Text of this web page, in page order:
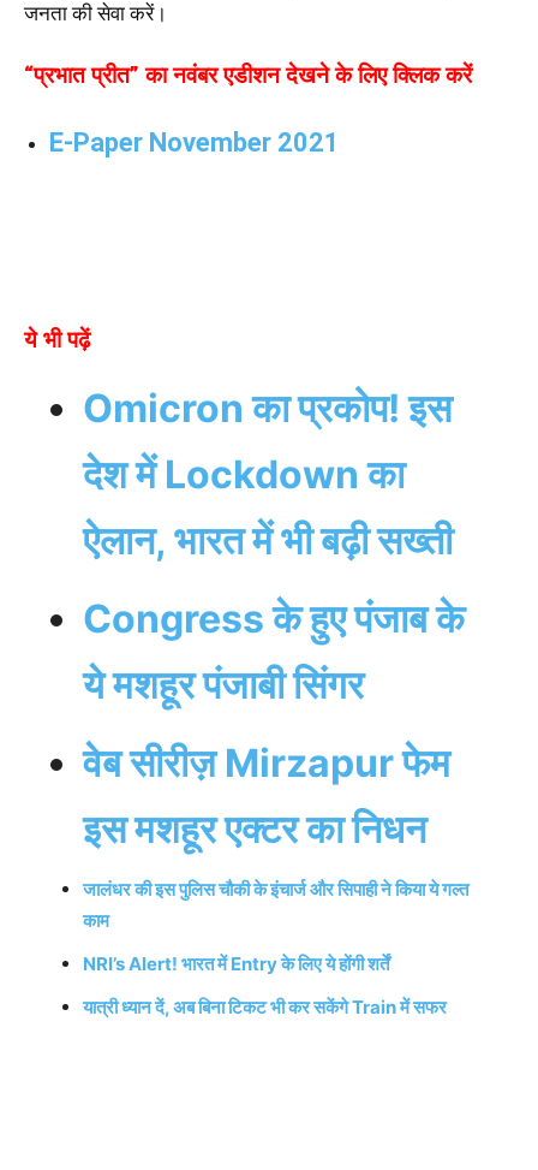
जनता की सेवा करें।
“प्रभात प्रीत” का नवंबर एडीशन देखने के लिए क्लिक करें
E-Paper November 2021
ये भी पढ़ें
Omicron का प्रकोप! इस
देश में Lockdown का
ऐलान, भारत में भी बढ़ी सख्ती
Congress के हुए पंजाब के
ये मशहूर पंजाबी सिंगर
वेब सीरीज़ Mirzapur फेम
इस मशहूर एक्टर का निधन
जालंधर की इस पुलिस चौकी के इंचार्ज और सिपाही ने किया ये गल्त
काम
NRI’s Alert! भारत में Entry के लिए ये होंगी शर्तें
यात्री ध्यान दें, अब बिना टिकट भी कर सकेंगे Train में सफर